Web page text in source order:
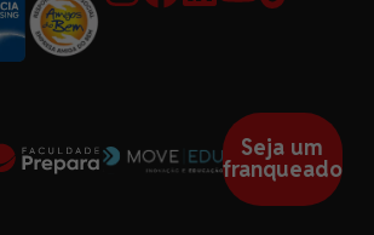
Seja um
franqueado